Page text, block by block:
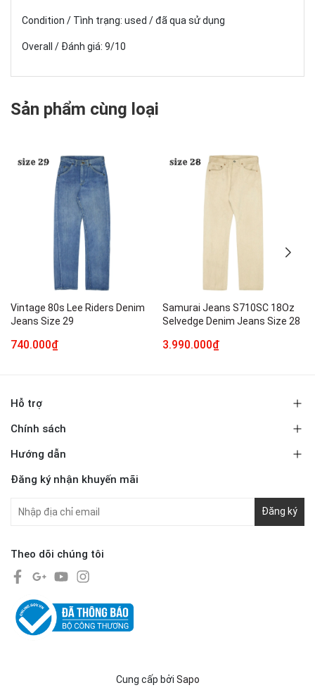
Condition / Tình trạng: used / đã qua sử dụng
Overall / Đánh giá: 9/10
Sản phẩm cùng loại
Vintage 80s Lee Riders Denim
Jeans Size 29
740.000₫
Samurai Jeans S710SC 18Oz
Selvedge Denim Jeans Size 28
3.990.000₫
Hỗ trợ
Chính sách
Hướng dẫn
Đăng ký nhận khuyến mãi
Đăng ký
Theo dõi chúng tôi
Cung cấp bởi Sapo